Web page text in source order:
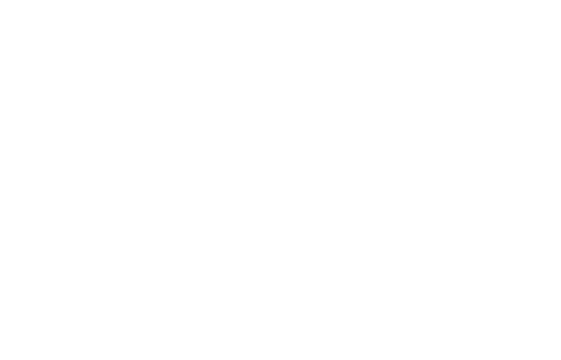
je bureau.
past.
nodig.